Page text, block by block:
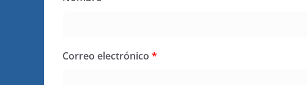
Correo electrónico *